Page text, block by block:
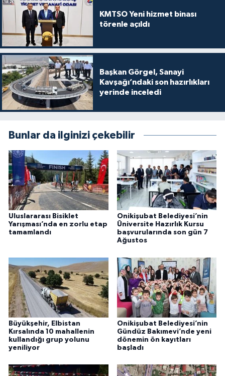
KMTSO Yeni hizmet binası
törenle açıldı
Başkan Görgel, Sanayi
Kavşağı’ndaki son hazırlıkları
yerinde inceledi
Bunlar da ilginizi çekebilir
Uluslararası Bisiklet
Yarışması’nda en zorlu etap
tamamlandı
Onikişubat Belediyesi’nin
Üniversite Hazırlık Kursu
başvurularında son gün 7
Ağustos
Büyükşehir, Elbistan
Kırsalında 10 mahallenin
kullandığı grup yolunu
yeniliyor
Onikişubat Belediyesi’nin
Gündüz Bakımevi’nde yeni
dönemin ön kayıtları
başladı